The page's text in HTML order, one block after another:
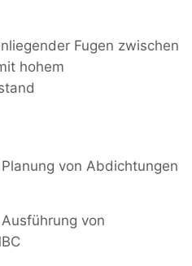
Fugen zwischen
hohem
von Abdichtungen
von